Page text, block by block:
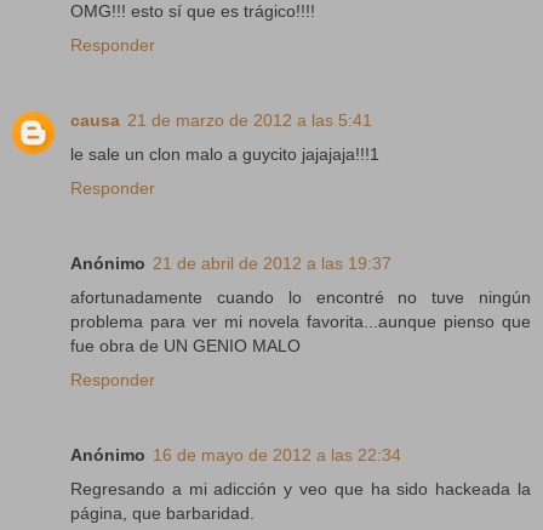
OMG!!! esto sí que es trágico!!!!
Responder
causa 21 de marzo de 2012 a las 5:41
le sale un clon malo a guycito jajajaja!!!1
Responder
Anónimo 21 de abril de 2012 a las 19:37
afortunadamente cuando lo encontré no tuve ningún
problema para ver mi novela favorita...aunque pienso que
fue obra de UN GENIO MALO
Responder
Anónimo 16 de mayo de 2012 a las 22:34
Regresando a mi adicción y veo que ha sido hackeada la
página, que barbaridad.